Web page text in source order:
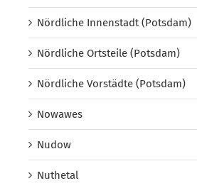
Nördliche Innenstadt (Potsdam)
Nördliche Ortsteile (Potsdam)
Nördliche Vorstädte (Potsdam)
Nowawes
Nudow
Nuthetal